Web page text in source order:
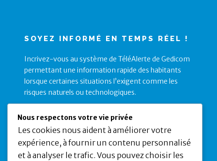
SOYEZ INFORMÉ EN TEMPS RÉEL !
Incrivez-vous au système de TéléAlerte de Gedicom
permettant une information rapide des habitants
lorsque certaines situations l’exigent comme les
risques naturels ou technologiques.
Nous respectons votre vie privée
Les cookies nous aident à améliorer votre
expérience, à fournir un contenu personnalisé
et à analyser le trafic. Vous pouvez choisir les